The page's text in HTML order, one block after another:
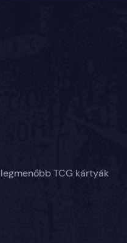
TCG kártyák